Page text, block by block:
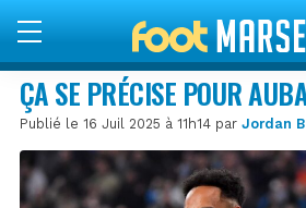
ÇA SE PRÉCISE POUR
Publié le 16 Juil 2025 à 11h14 par Jordan